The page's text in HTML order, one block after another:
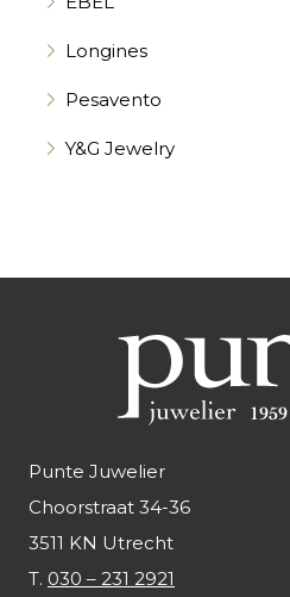
Longines
Pesavento
Y&G Jewelry
Punte Juwelier
Choorstraat 34-36
3511 KN Utrecht
T. 030 – 231 2921